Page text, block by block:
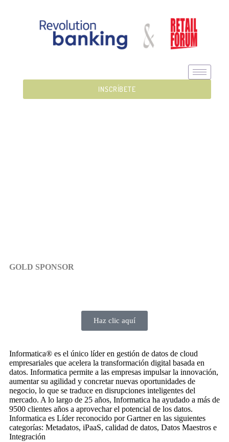
INSCRÍBETE
GOLD SPONSOR
Haz clic aquí
Informatica® es el único líder en gestión de datos de cloud
empresariales que acelera la transformación digital basada en
datos. Informatica permite a las empresas impulsar la innovación,
aumentar su agilidad y concretar nuevas oportunidades de
negocio, lo que se traduce en disrupciones inteligentes del
mercado. A lo largo de 25 años, Informatica ha ayudado a más de
9500 clientes años a aprovechar el potencial de los datos.
Informatica es Líder reconocido por Gartner en las siguientes
categorías: Metadatos, iPaaS, calidad de datos, Datos Maestros e
Integración